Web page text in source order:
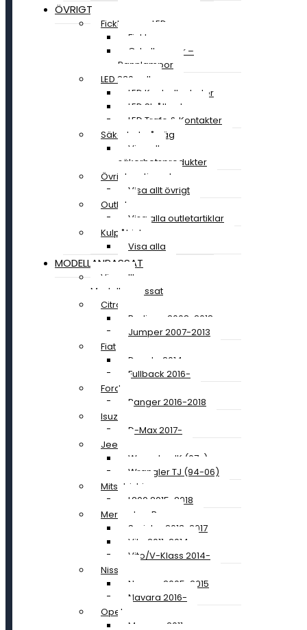
ÖVRIGT
Ficklampor LED
Ficklampor
Cykellampor –
Pannlampor
LED 230 volt
LED Kontrollenheter
LED Strålkastare
LED Trafo & Kontakter
Säkerhet på väg
Visa alla
säkerhetsprodukter
Övrigt sortiment
Visa allt övrigt
Outlet
Visa alla outletartiklar
Kulpåhjul
Visa alla
MODELLANPASSAT
Visa allt
Modellanpassat
Citroen
Berlingo 2008-2018
Jumper 2007-2013
Fiat
Ducato 2014-
Fullback 2016-
Ford
Ranger 2016-2018
Isuzu
D-Max 2017-
Jeep
Wrangler JK (07-)
Wrangler TJ (94-06)
Mitsubishi
L200 2015-2018
Mercedes-Benz
Sprinter 2013-2017
Vito 2011-2014
Vito/V-Klass 2014-
Nissan
Navara 2005-2015
Navara 2016-
Opel
Movano 2011-